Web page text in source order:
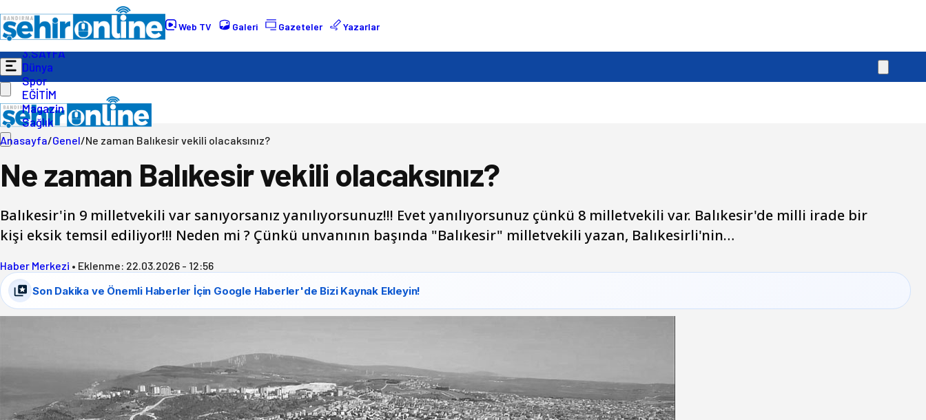
Web TV Galeri Gazeteler Yazarlar
Gündem
Ekonomi
Politika
3.SAYFA
Dünya
Spor
EĞİTİM
Magazin
Sağlık
Anasayfa/Genel/Ne zaman Balıkesir vekili olacaksınız?
Ne zaman Balıkesir vekili olacaksınız?
Balıkesir'in 9 milletvekili var sanıyorsanız yanılıyorsunuz!!! Evet yanılıyorsunuz çünkü 8 milletvekili var. Balıkesir'de milli irade bir
kişi eksik temsil ediliyor!!! Neden mi ? Çünkü unvanının başında "Balıkesir" milletvekili yazan, Balıkesirli'nin…
Haber Merkezi • Eklenme: 22.03.2026 - 12:56
Son Dakika ve Önemli Haberler İçin Google Haberler'de Bizi Kaynak Ekleyin!